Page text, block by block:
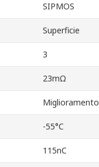
SIPMOS
Superficie
3
23mΩ
Miglioramento
-55°C
115nC